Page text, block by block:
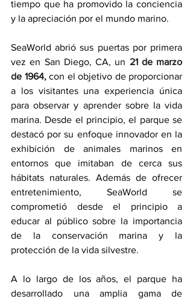
tiempo que ha promovido la conciencia
y la apreciación por el mundo marino.
SeaWorld abrió sus puertas por primera
vez en San Diego, CA, un 21 de marzo
de 1964, con el objetivo de proporcionar
a los visitantes una experiencia única
para observar y aprender sobre la vida
marina. Desde el principio, el parque se
destacó por su enfoque innovador en la
exhibición de animales marinos en
entornos que imitaban de cerca sus
hábitats naturales. Además de ofrecer
entretenimiento, SeaWorld se
comprometió desde el principio a
educar al público sobre la importancia
de la conservación marina y la
protección de la vida silvestre.
A lo largo de los años, el parque ha
desarrollado una amplia gama de